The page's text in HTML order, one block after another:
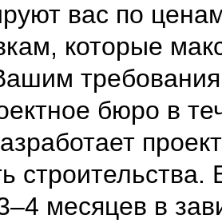
вас по
которые
бюро в
строительства.
месяцев в